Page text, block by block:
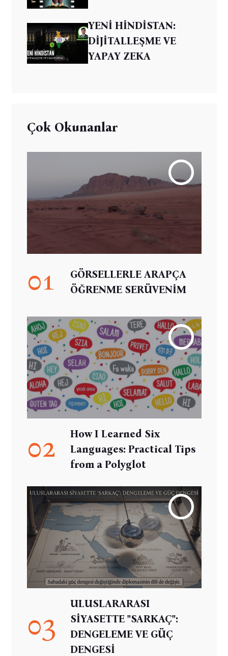
YENİ HİNDİSTAN:
DİJİTALLEŞME VE
YAPAY ZEKA
Çok Okunanlar
01
GÖRSELLERLE ARAPÇA
ÖĞRENME SERÜVENİM
02
How I Learned Six
Languages: Practical Tips
from a Polyglot
03
ULUSLARARASI
SİYASETTE "SARKAÇ":
DENGELEME VE GÜÇ
DENGESİ